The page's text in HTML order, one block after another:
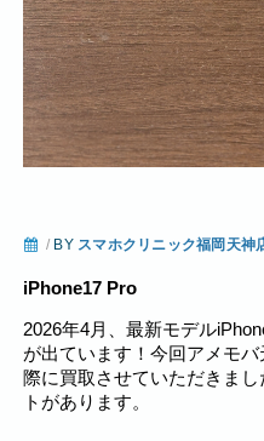
/ BY スマホクリニック福岡天神
iPhone17 Pro
2026年4月、最新モデル
が出ています！今回アメモ
際に買取させていただきま
トがあります。